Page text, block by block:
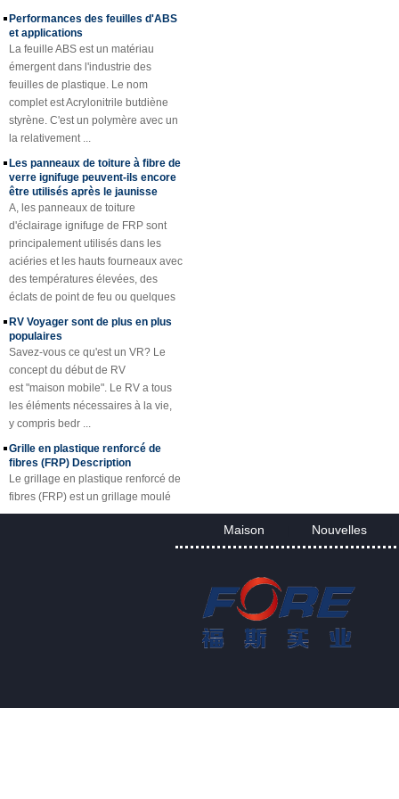
fibre de verre pour
des remorques
Caillebotis en
plastique renforcé
de FRP de fibre de
verre concave
jaune d'épaisseur
de 25mm
renforcés de fibre
de verre de tube de
canne de tube de
Rod de fibre de
verre de Cuomized
Feuille de toiture en
plastique renforcée
par fibre de verre de
fibre de verre
transparente
enduite de gel
d'homme de FRP
de résine de fibre
de verre de SMC
BMC
et brillante.
et applications
La feuille ABS est un matériau
émergent dans l'industrie des
feuilles de plastique. Le nom
complet est Acrylonitrile butdiène
styrène. C'est un polymère avec un
la relativement ...
verre ignifuge peuvent-ils encore
être utilisés après le jaunisse
A, les panneaux de toiture
d'éclairage ignifuge de FRP sont
principalement utilisés dans les
aciéries et les hauts fourneaux avec
des températures élevées, des
éclats de point de feu ou quelques
sp ...
populaires
Savez-vous ce qu'est un VR? Le
concept du début de RV
est "maison mobile". Le RV a tous
les éléments nécessaires à la vie,
y compris bedr ...
fibres (FRP) Description
Le grillage en plastique renforcé de
fibres (FRP) est un grillage moulé
en plastique renforcé d'une seule
FORE PP Feuille pour Réservoirs
Maison Nouvelles